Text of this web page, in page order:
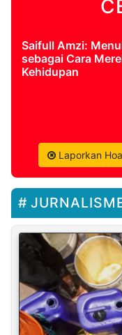
Saifull Amzi:
sebagai Cara
Kehidupan
Laporkan